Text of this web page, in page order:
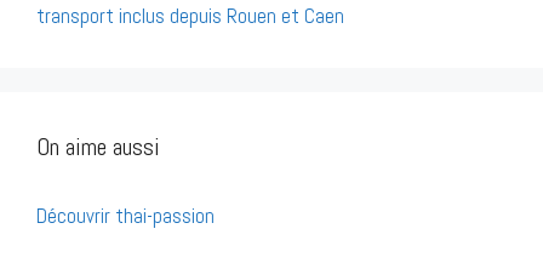
transport inclus depuis Rouen et Caen
On aime aussi
Découvrir thai-passion